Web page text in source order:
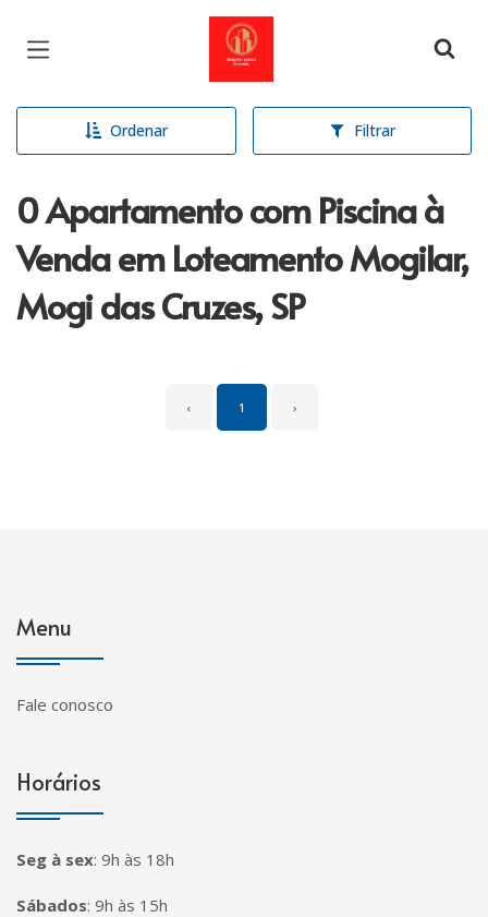
Página inicial
Ordenar Filtrar
0 Apartamento com Piscina à
Venda em Loteamento Mogilar,
Mogi das Cruzes, SP
‹ 1 ›
Menu
Fale conosco
Horários
Seg à sex: 9h às 18h
Sábados: 9h às 15h